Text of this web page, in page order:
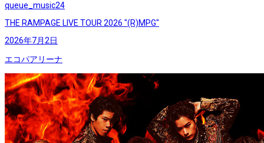
queue_music24
THE RAMPAGE LIVE TOUR 2026 "(R)MPG"
2026年7月2日
エコパアリーナ